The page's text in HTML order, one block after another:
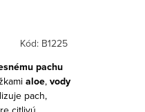
Kód: B1225
pachu
aloe, vody
pach,